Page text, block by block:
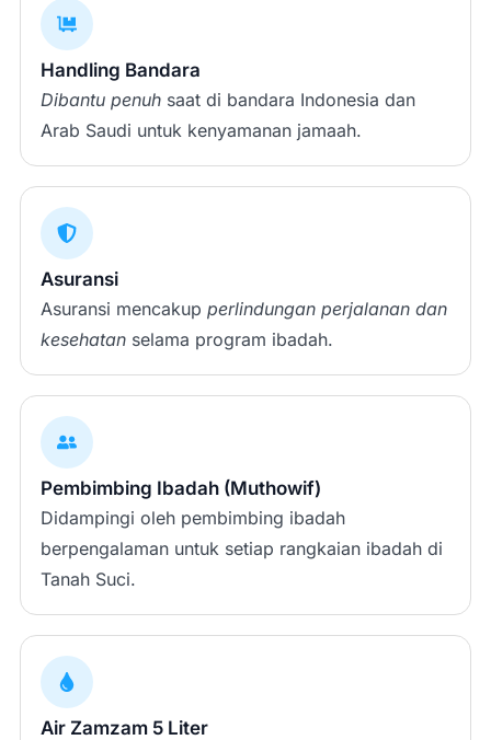
Handling Bandara
Dibantu penuh saat di bandara Indonesia dan
Arab Saudi untuk kenyamanan jamaah.
Asuransi
Asuransi mencakup perlindungan perjalanan dan
kesehatan selama program ibadah.
Pembimbing Ibadah (Muthowif)
Didampingi oleh pembimbing ibadah
berpengalaman untuk setiap rangkaian ibadah di
Tanah Suci.
Air Zamzam 5 Liter